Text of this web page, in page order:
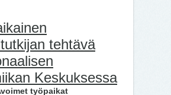
tehtävä
Keskuksessa
työpaikat